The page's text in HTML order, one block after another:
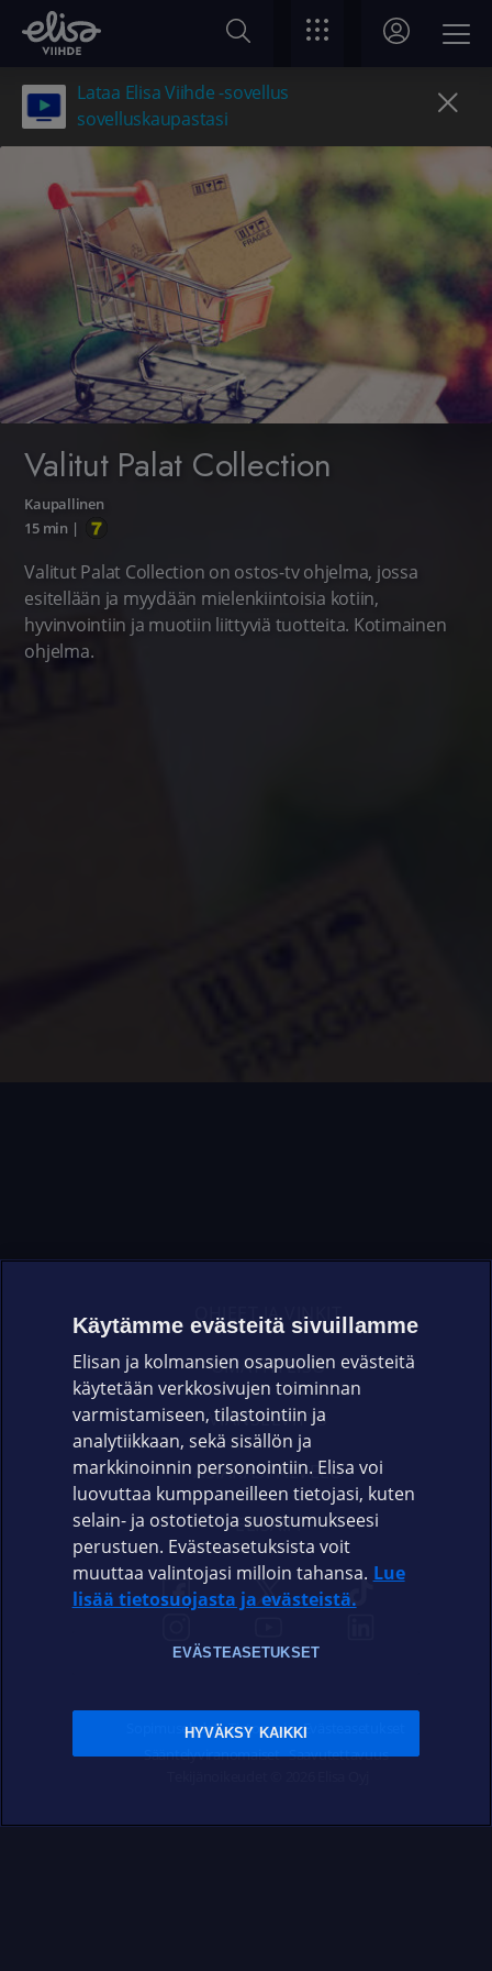
Lataa Elisa Viihde -sovellus
sovelluskaupastasi
Valitut Palat Collection
Kaupallinen
15 min |
Valitut Palat Collection on ostos-tv ohjelma, jossa
esitellään ja myydään mielenkiintoisia kotiin,
hyvinvointiin ja muotiin liittyviä tuotteita. Kotimainen
ohjelma.
OHJEET JA VINKIT
OMAYHTEISÖ
VIANSELVITYS
ASIAKASPALVELU
ELISA.FI
Sopimusehdot Tietosuoja Evästeasetukset
Sääntelyviranomaiset Saavutettavuus
Käytämme evästeitä sivuillamme
Elisan ja kolmansien osapuolien evästeitä
käytetään verkkosivujen toiminnan
varmistamiseen, tilastointiin ja
analytiikkaan, sekä sisällön ja
markkinoinnin personointiin. Elisa voi
luovuttaa kumppaneilleen tietojasi, kuten
selain- ja ostotietoja suostumukseesi
perustuen. Evästeasetuksista voit
muuttaa valintojasi milloin tahansa. Lue
lisää tietosuojasta ja evästeistä.
EVÄSTEASETUKSET
HYVÄKSY KAIKKI